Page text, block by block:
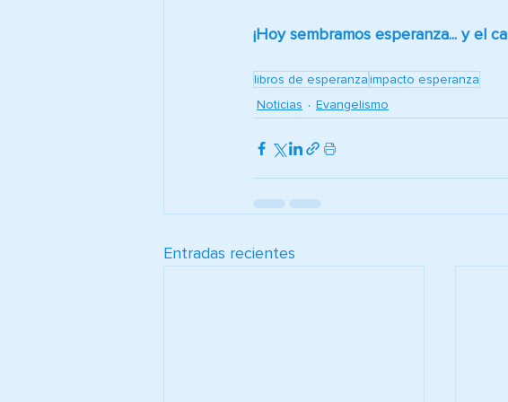
¡Hoy sembramos esperanza... y el
libros de esperanzaimpacto esperanza
Noticias
Evangelismo
Entradas recientes